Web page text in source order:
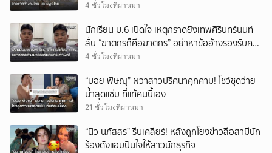
4 ชั่วโมงที่ผ่านมา
นักเรียน ม.6 เปิดใจ เหตุกราดยิงเทพศิรินทร์นนท์
ลั่น “ฆาตกรก็คือฆาตกร” อย่าหาข้ออ้างรองรับคน
ทำผิด (มีคลิป)
4 ชั่วโมงที่ผ่านมา
“บอย พิษณุ” ผวาสาวปริศนาคุกคาม! โชว์ชุดว่าย
น้ำสุดแซ่บ ที่แท้คนนี้เอง
21 ชั่วโมงที่ผ่านมา
“นิว นภัสสร” รีบเคลียร์! หลังถูกโยงข่าวลือสามีนัก
ร้องดังแอบปันใจให้สาวนักธุรกิจ